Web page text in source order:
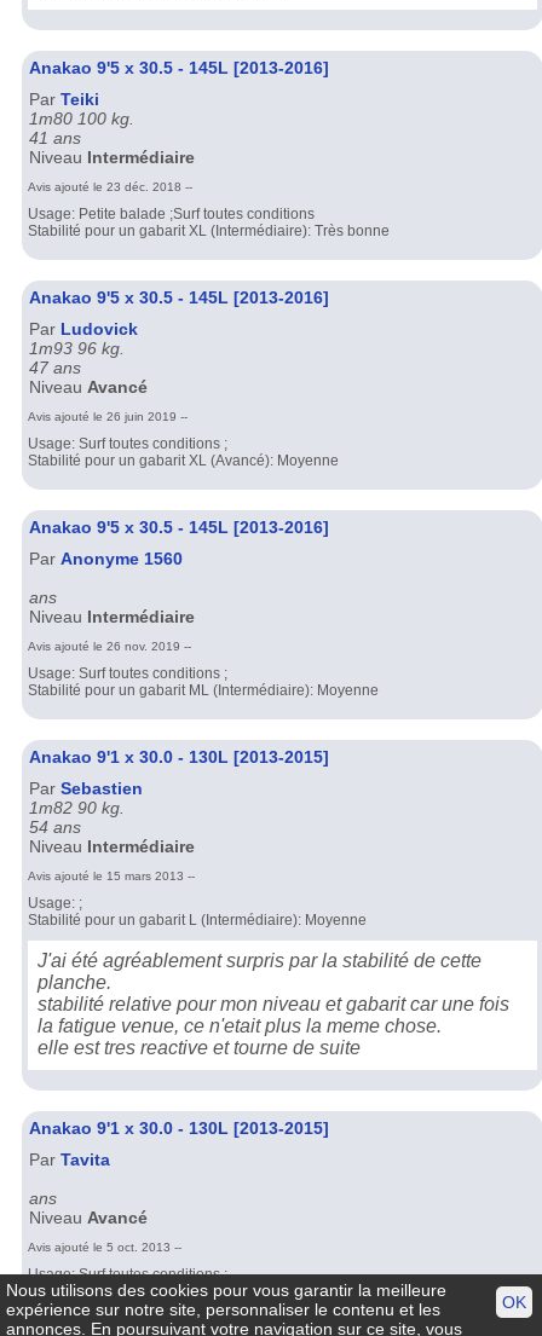
Anakao 9'5 x 30.5 - 145L [2013-2016]
Par Teiki
1m80 100 kg.
41 ans
Niveau Intermédiaire
Avis ajouté le 23 déc. 2018 --
Usage: Petite balade ;Surf toutes conditions
Stabilité pour un gabarit XL (Intermédiaire): Très bonne
Anakao 9'5 x 30.5 - 145L [2013-2016]
Par Ludovick
1m93 96 kg.
47 ans
Niveau Avancé
Avis ajouté le 26 juin 2019 --
Usage: Surf toutes conditions ;
Stabilité pour un gabarit XL (Avancé): Moyenne
Anakao 9'5 x 30.5 - 145L [2013-2016]
Par Anonyme 1560
ans
Niveau Intermédiaire
Avis ajouté le 26 nov. 2019 --
Usage: Surf toutes conditions ;
Stabilité pour un gabarit ML (Intermédiaire): Moyenne
Anakao 9'1 x 30.0 - 130L [2013-2015]
Par Sebastien
1m82 90 kg.
54 ans
Niveau Intermédiaire
Avis ajouté le 15 mars 2013 --
Usage: ;
Stabilité pour un gabarit L (Intermédiaire): Moyenne
J'ai été agréablement surpris par la stabilité de cette
planche.
stabilité relative pour mon niveau et gabarit car une fois
la fatigue venue, ce n'etait plus la meme chose.
elle est tres reactive et tourne de suite
Anakao 9'1 x 30.0 - 130L [2013-2015]
Par Tavita
ans
Niveau Avancé
Avis ajouté le 5 oct. 2013 --
Usage: Surf toutes conditions ;
Stabilité pour un gabarit ML (Avancé): Très bonne
OK
Nous utilisons des cookies pour vous garantir la meilleure
expérience sur notre site, personnaliser le contenu et les
annonces. En poursuivant votre navigation sur ce site, vous